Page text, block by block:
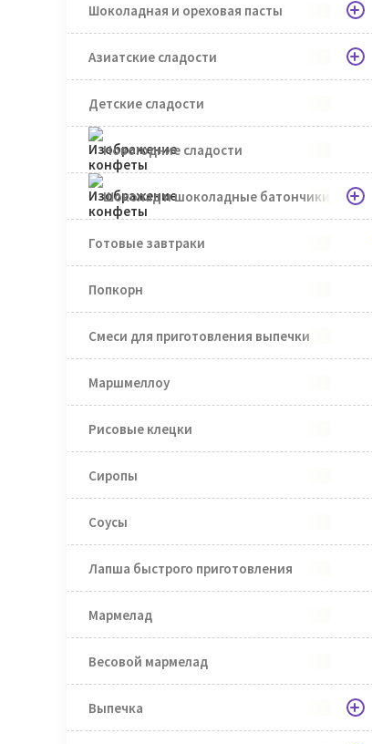
Шоколадная и ореховая пасты
Азиатские сладости
Детские сладости
Новогодние сладости
Шоколад и шоколадные батончики
Готовые завтраки
Попкорн
Смеси для приготовления выпечки
Маршмеллоу
Рисовые клецки
Сиропы
Соусы
Лапша быстрого приготовления
Мармелад
Весовой мармелад
Выпечка